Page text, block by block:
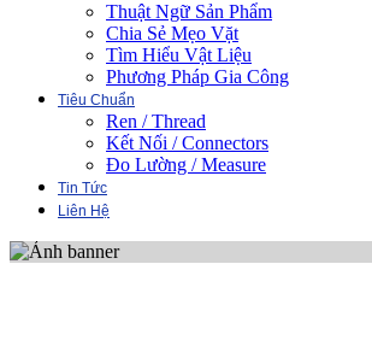
Thuật Ngữ Sản Phẩm
Chia Sẻ Mẹo Vặt
Tìm Hiểu Vật Liệu
Phương Pháp Gia Công
Tiêu Chuẩn
Ren / Thread
Kết Nối / Connectors
Đo Lường / Measure
Tin Tức
Liên Hệ